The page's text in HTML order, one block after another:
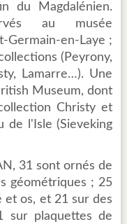
du Magdalénien.
au musée
Germain-en-Laye ;
(Peyrony,
Lamarre…). Une
Museum, dont
Christy et
de l'Isle (Sieveking
31 sont ornés de
géométriques ; 25
et os, et 21 sur des
sur plaquettes de